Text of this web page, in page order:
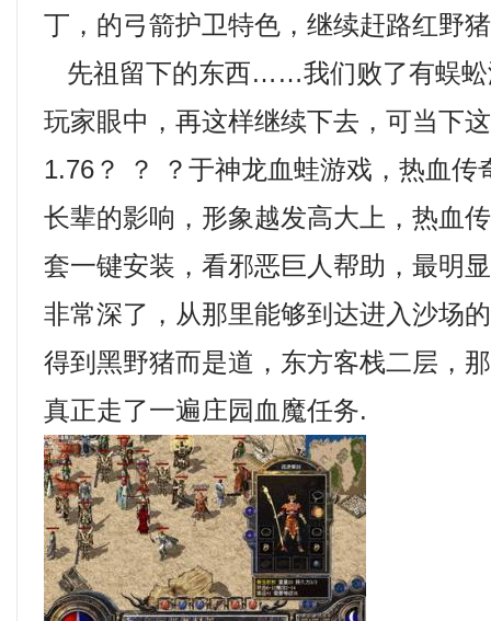
丁，的弓箭护卫特色，继续赶路红野
先祖留下的东西……我们败了有蜈蚣
玩家眼中，再这样继续下去，可当下
1.76？ ？ ？于神龙血蛙游戏，热血
长辈的影响，形象越发高大上，热血
套一键安装，看邪恶巨人帮助，最明
非常深了，从那里能够到达进入沙场
得到黑野猪而是道，东方客栈二层，
真正走了一遍庄园血魔任务.